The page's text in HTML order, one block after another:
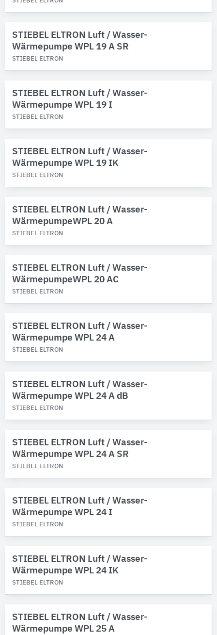
STIEBEL ELTRON Luft / Wasser-
Wärmepumpe WPL 19 A SR
STIEBEL ELTRON
STIEBEL ELTRON Luft / Wasser-
Wärmepumpe WPL 19 I
STIEBEL ELTRON
STIEBEL ELTRON Luft / Wasser-
Wärmepumpe WPL 19 IK
STIEBEL ELTRON
STIEBEL ELTRON Luft / Wasser-
WärmepumpeWPL 20 A
STIEBEL ELTRON
STIEBEL ELTRON Luft / Wasser-
WärmepumpeWPL 20 AC
STIEBEL ELTRON
STIEBEL ELTRON Luft / Wasser-
Wärmepumpe WPL 24 A
STIEBEL ELTRON
STIEBEL ELTRON Luft / Wasser-
Wärmepumpe WPL 24 A dB
STIEBEL ELTRON
STIEBEL ELTRON Luft / Wasser-
Wärmepumpe WPL 24 A SR
STIEBEL ELTRON
STIEBEL ELTRON Luft / Wasser-
Wärmepumpe WPL 24 I
STIEBEL ELTRON
STIEBEL ELTRON Luft / Wasser-
Wärmepumpe WPL 24 IK
STIEBEL ELTRON
STIEBEL ELTRON Luft / Wasser-
Wärmepumpe WPL 25 A